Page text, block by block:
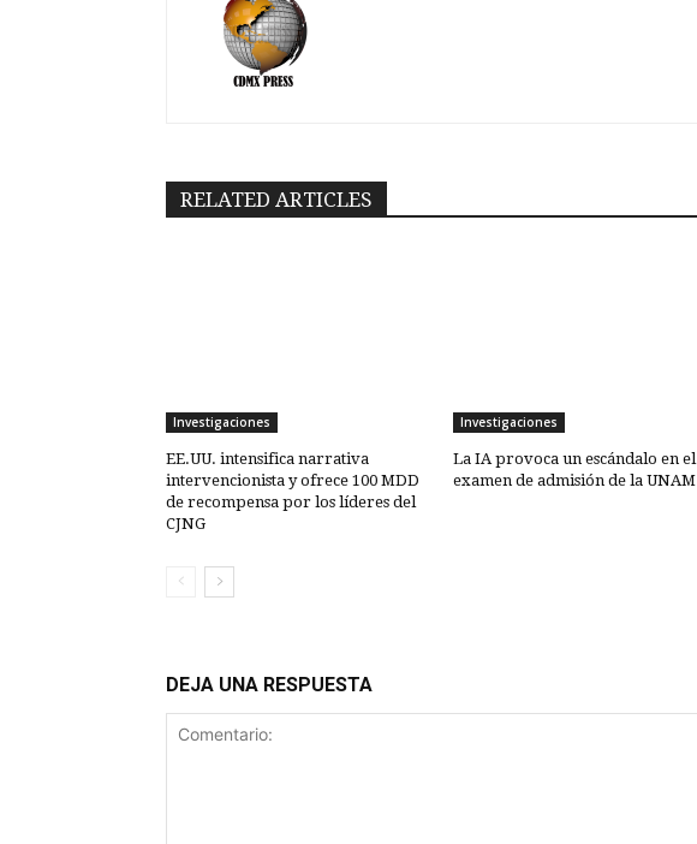
RELATED ARTICLES
Investigaciones
EE.UU. intensifica narrativa
intervencionista y ofrece 100 MDD
de recompensa por los líderes del
CJNG
Investigaciones
La IA provoca un escándalo en el
examen de admisión de la UNAM
DEJA UNA RESPUESTA